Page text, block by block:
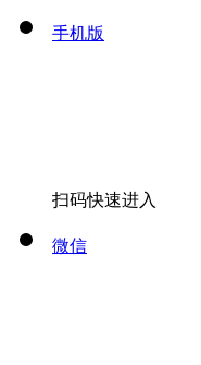
手机版
扫码快速进入
微信